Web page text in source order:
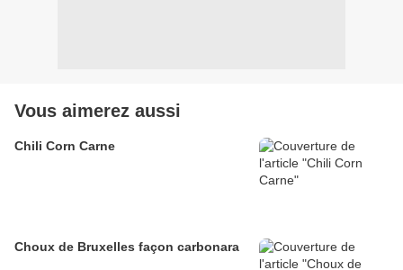
Vous aimerez aussi
Chili Corn Carne
Choux de Bruxelles façon carbonara